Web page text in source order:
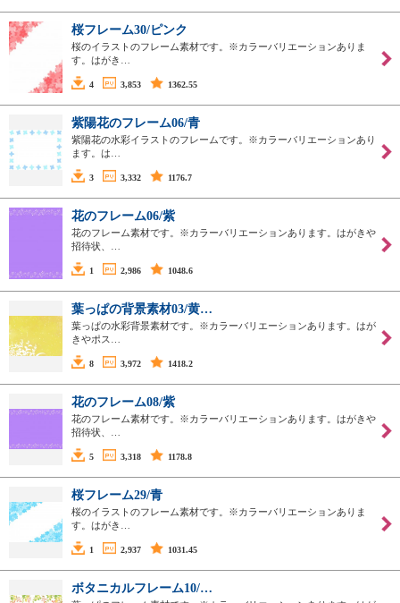
桜フレーム30/ピンク
桜のイラストのフレーム素材です。※カラーバリエーションありま
す。はがき…
4 3,853 1362.55
紫陽花のフレーム06/青
紫陽花の水彩イラストのフレームです。※カラーバリエーションあり
ます。は…
3 3,332 1176.7
花のフレーム06/紫
花のフレーム素材です。※カラーバリエーションあります。はがきや
招待状、…
1 2,986 1048.6
葉っぱの背景素材03/黄…
葉っぱの水彩背景素材です。※カラーバリエーションあります。はが
きやポス…
8 3,972 1418.2
花のフレーム08/紫
花のフレーム素材です。※カラーバリエーションあります。はがきや
招待状、…
5 3,318 1178.8
桜フレーム29/青
桜のイラストのフレーム素材です。※カラーバリエーションありま
す。はがき…
1 2,937 1031.45
ボタニカルフレーム10/…